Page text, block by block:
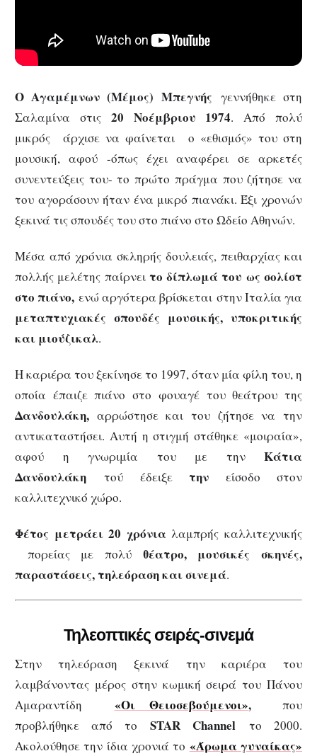
Ο Αγαμέμνων (Μέμος) Μπεγνής γεννήθηκε στη
Σαλαμίνα στις 20 Νοέμβριου 1974. Από πολύ
μικρός άρχισε να φαίνεται ο «εθισμός» του στη
μουσική, αφού -όπως έχει αναφέρει σε αρκετές
συνεντεύξεις του- το πρώτο πράγμα που ζήτησε να
του αγοράσουν ήταν ένα μικρό πιανάκι. Έξι χρονών
ξεκινά τις σπουδές του στο πιάνο στο Ωδείο Αθηνών.
Μέσα από χρόνια σκληρής δουλειάς, πειθαρχίας και
πολλής μελέτης παίρνει το δίπλωμά του ως σολίστ
στο πιάνο, ενώ αργότερα βρίσκεται στην Ιταλία για
μεταπτυχιακές σπουδές μουσικής, υποκριτικής
και μιούζικαλ.
Η καριέρα του ξεκίνησε το 1997, όταν μία φίλη του, η
οποία έπαιζε πιάνο στο φουαγέ του θεάτρου της
Δανδουλάκη, αρρώστησε και του ζήτησε να την
αντικαταστήσει. Αυτή η στιγμή στάθηκε «μοιραία»,
αφού η γνωριμία του με την Κάτια
Δανδουλάκη τού έδειξετην είσοδο στον
καλλιτεχνικό χώρο.
Φέτος μετράει 20 χρόνιαλαμπρής καλλιτεχνικής
πορείας με πολύ θέατρο, μουσικές σκηνές,
παραστάσεις, τηλεόραση και σινεμά.
Τηλεοπτικές σειρές-σινεμά
Στην τηλεόραση ξεκινά την καριέρα του
λαμβάνοντας μέρος στην κωμική σειρά του Πάνου
Αμαραντίδη «Οι Θειοσεβούμενοι», που
προβλήθηκε από το STAR Channel το 2000.
Ακολούθησε την ίδια χρονιά το «Άρωμα γυναίκας»